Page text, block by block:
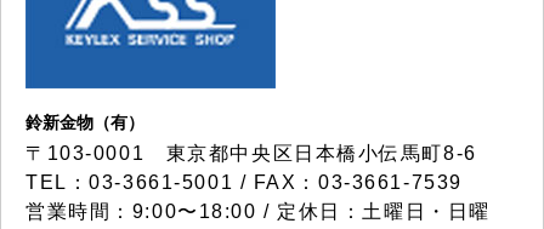
鈴新金物（有）
〒103-0001 東京都中央区日本橋小伝馬町8-6
TEL：03-3661-5001 / FAX：03-3661-7539
営業時間：9:00〜18:00 / 定休日：土曜日・日曜